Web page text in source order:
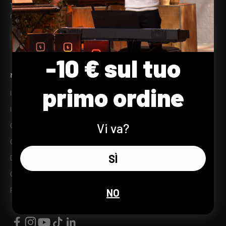
Ti interessano le ultime novità su Piano LED? Iscriviti subito alla
nostra newsletter!
E-mail
Iscriviti
Menu
Il nostro prodotto
I nostri pacchetti
Chi siamo
Comunità
Domande frequenti
Contatti
Punti vendita
Documentazione legale
Politica di reso e rimborso
Condizioni di vendita
Condizioni d'uso
-10 € sul tuo
primo ordine
Vi va?
SÌ
NO